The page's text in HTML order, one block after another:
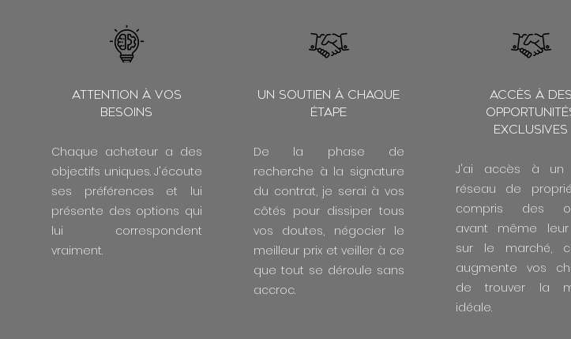
Attention à vos
besoins
Chaque acheteur a des
objectifs uniques. J'écoute
ses préférences et lui
présente des options qui
lui correspondent
vraiment.
Un soutien à chaque
étape
De la phase de
recherche à la signature
du contrat, je serai à vos
côtés pour dissiper tous
vos doutes, négocier le
meilleur prix et veiller à ce
que tout se déroule sans
accroc.
Accès à des
exclusives
J'ai accès à un
réseau de
compris des
avant même
sur le marché,
augmente vos
de trouver la
idéale.